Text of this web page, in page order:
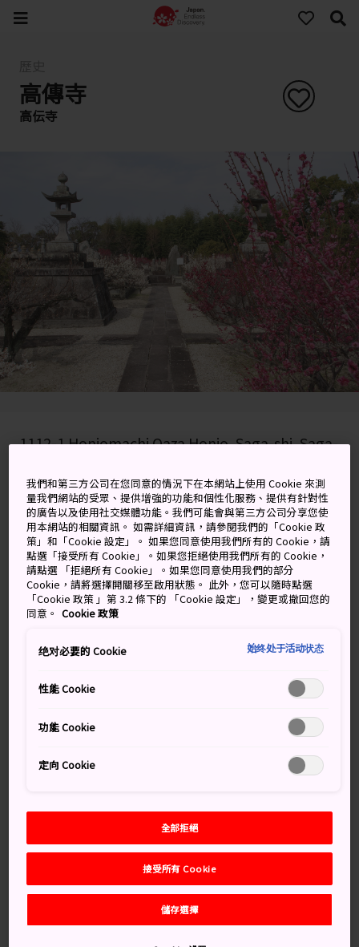
高傳寺
高伝寺
1112-1 Honjomachi Oaza Honjo, Saga-shi, Saga-
在 Google 地圖上檢視
取得轉乘資訊
關鍵字 地圖
山本常朝完成武士道經典著述
《葉隱》的禪寺
幹道，隱匿於小竹林之中。相傳，第二代藩主鍋島光茂死
高傳寺第十一任住持了意和尚的指導下開始了嚴格的禪
他也是在此寫成一本許多電影都曾經引用，並有口皆碑的
書。武術迷務必前來致敬。這座與鍋島家族有淵源的禪宗
寺廟，是令人激賞的梅花和古老的歷史之交叉點。
萬勿錯過
我們和第三方公司在您同意的情況下在本網站上使用 Cookie 來測
量我們網站的受眾、提供增強的功能和個性化服務、提供有針對性
的廣告以及使用社交媒體功能。我們可能會與第三方公司分享您使
用本網站的相關資訊。 如需詳細資訊，請參閱我們的「Cookie 政
策」和「Cookie 設定」。 如果您同意使用我們所有的 Cookie，請
點選「接受所有 Cookie」。如果您拒絕使用我們所有的 Cookie，
請點選 「拒絕所有 Cookie」。如果您同意使用我們的部分
Cookie，請將選擇開關移至啟用狀態。 此外，您可以隨時點選
「Cookie 政策 」第 3.2 條下的 「Cookie 設定」，變更或撤回您的
同意。 Cookie 政策
绝对必要的 Cookie 始终处于活动状态
性能 Cookie
功能 Cookie
定向 Cookie
全部拒絕
接受所有 Cookie
儲存選擇